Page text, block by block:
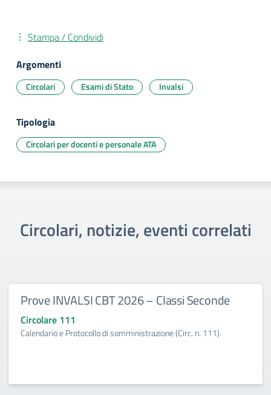
Stampa / Condividi
Argomenti
Circolari Esami di Stato Invalsi
Tipologia
Circolari per docenti e personale ATA
Circolari, notizie, eventi correlati
Prove INVALSI CBT 2026 – Classi Seconde
Circolare 111
Calendario e Protocollo di somministrazione (Circ. n. 111).